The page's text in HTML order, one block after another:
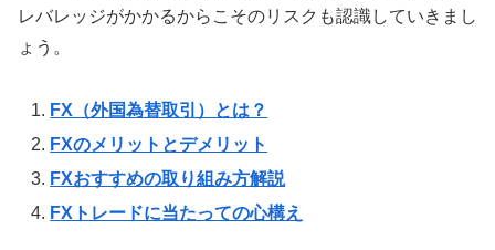
レバレッジがかかるからこそのリスクも認識していきまし
ょう。
FX（外国為替取引）とは？
FXのメリットとデメリット
FXおすすめの取り組み方解説
FXトレードに当たっての心構え